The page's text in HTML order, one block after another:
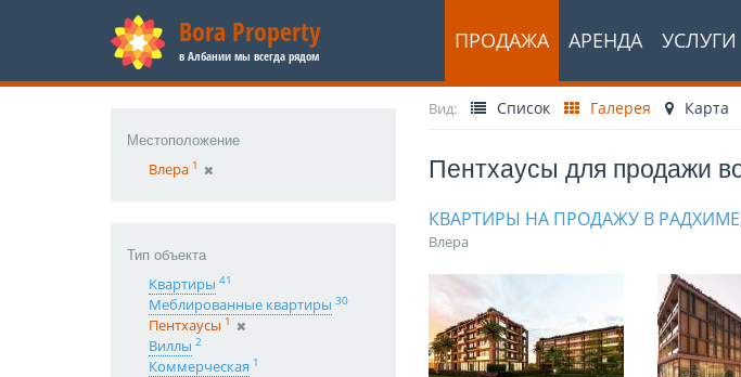
Bora Property
в Албании мы всегда рядом
ПРОДАЖА АРЕНДА УСЛУГИ
Местоположение
Влера 1
Тип объекта
Квартиры 41
Меблированные квартиры 30
Пентхаусы 1
Виллы 2
Коммерческая 1
Вид: Список Галерея Карта
Пентхаусы для продажи
КВАРТИРЫ НА ПРОДАЖУ В
Влера